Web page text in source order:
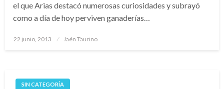
el que Arias destacó numerosas curiosidades y subrayó
como a día de hoy perviven ganaderías…
Publicado
22 junio, 2013 Jaén Taurino
SIN CATEGORÍA